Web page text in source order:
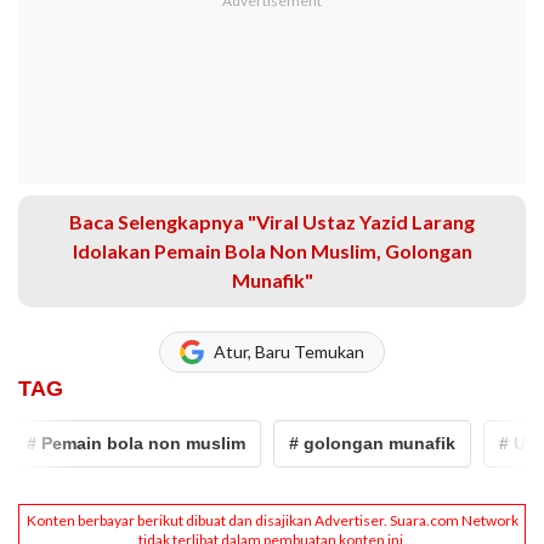
Baca Selengkapnya "Viral Ustaz Yazid Larang
Idolakan Pemain Bola Non Muslim, Golongan
Munafik"
Atur, Baru Temukan
TAG
Pemain bola non muslim # golongan munafik # Ustaz